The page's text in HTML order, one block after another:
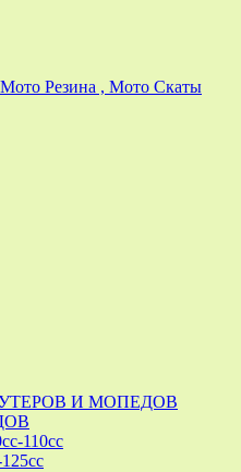
Резина , Мото Скаты
И МОПЕДОВ
110cc